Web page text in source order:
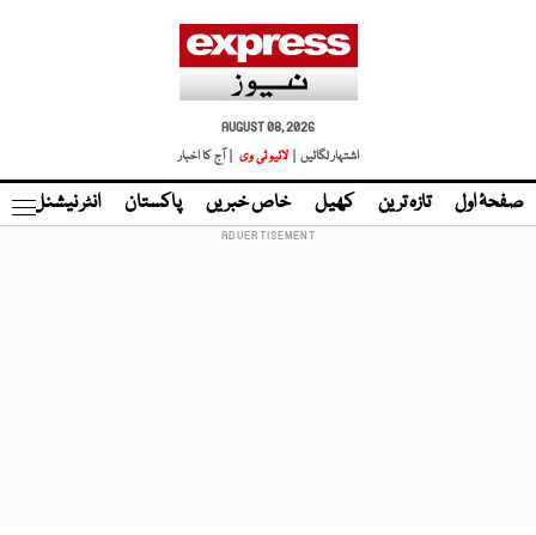
AUGUST 08, 2026
اشتہار لگائیں |
لائیو ٹی وی | آج کا اخبار
صفحۂ اول تازہ ترین کھیل خاص خبریں پاکستان انٹر نیشنل